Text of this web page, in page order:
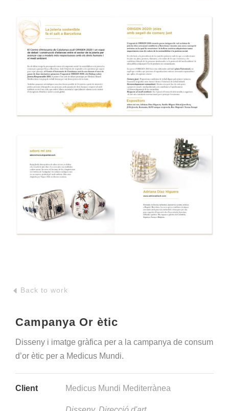
Back to work
Campanya Or ètic
Disseny i imatge gràfica per a la campanya de consum
d’or ètic per a Medicus Mundi.
Client Medicus Mundi Mediterrànea